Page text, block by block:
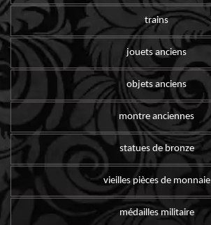
trains
jouets anciens
objets anciens
montre anciennes
statues de bronze
vieilles pièces de monnaie
médailles militaire